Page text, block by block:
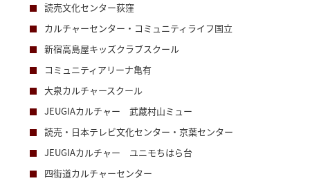
読売文化センター荻窪
カルチャーセンター・コミュニティライフ国立
新宿高島屋キッズクラブスクール
コミュニティアリーナ亀有
大泉カルチャースクール
JEUGIAカルチャー 武蔵村山ミュー
読売・日本テレビ文化センター・京葉センター
JEUGIAカルチャー ユニモちはら台
四街道カルチャーセンター